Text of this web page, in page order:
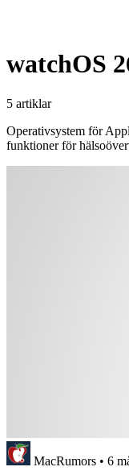
watchOS
5 artiklar
Operativsystem för
funktioner för
MacRumors • 6